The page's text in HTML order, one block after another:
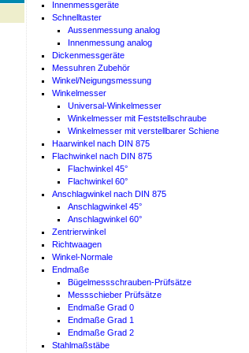
Innenmessgeräte
Schnelltaster
Aussenmessung analog
Innenmessung analog
Dickenmessgeräte
Messuhren Zubehör
Winkel/Neigungsmessung
Winkelmesser
Universal-Winkelmesser
Winkelmesser mit Feststellschraube
Winkelmesser mit verstellbarer Schiene
Haarwinkel nach DIN 875
Flachwinkel nach DIN 875
Flachwinkel 45°
Flachwinkel 60°
Anschlagwinkel nach DIN 875
Anschlagwinkel 45°
Anschlagwinkel 60°
Zentrierwinkel
Richtwaagen
Winkel-Normale
Endmaße
Bügelmessschrauben-Prüfsätze
Messschieber Prüfsätze
Endmaße Grad 0
Endmaße Grad 1
Endmaße Grad 2
Stahlmaßstäbe